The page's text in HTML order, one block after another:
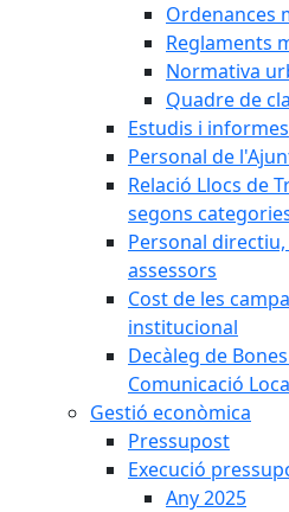
Ordenances
Reglaments
Normativa
Quadre de
Estudis i informes
Personal de
Relació Llocs de
segons
Personal
assessors
Cost de les
institucional
Decàleg de
Comunicació
Gestió econòmica
Pressupost
Execució
Any 2025